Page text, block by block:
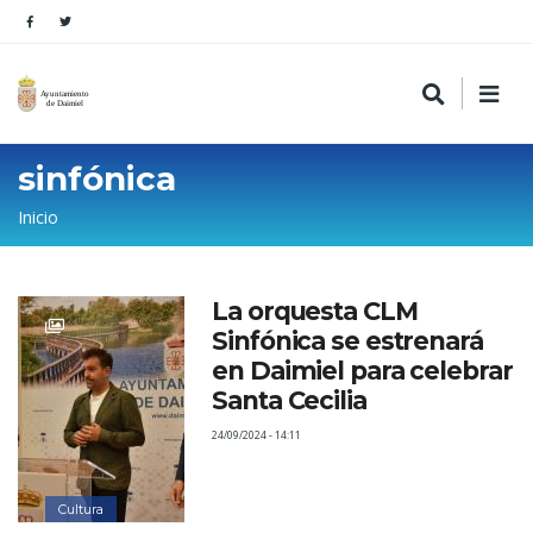
sinfónica
Sobrescribir
enlaces
de
ayuda
a
la
navegación
Inicio
Cultura
La orquesta CLM
Sinfónica se estrenará
en Daimiel para celebrar
Santa Cecilia
24/09/2024 - 14:11